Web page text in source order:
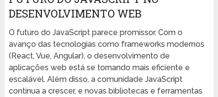
DESENVOLVIMENTO WEB
O futuro do JavaScript parece promissor. Com o
avanço das tecnologias como frameworks modernos
(React, Vue, Angular), o desenvolvimento de
aplicações web está se tornando mais eficiente e
escalável. Além disso, a comunidade JavaScript
continua a crescer, e novas bibliotecas e ferramentas